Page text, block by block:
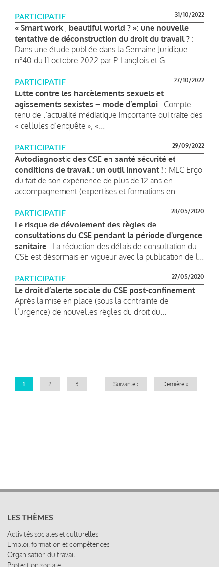
PARTICIPATIF 31/10/2022
« Smart work , beautiful world ? »: une nouvelle
tentative de déconstruction du droit du travail ? :
Dans une étude publiée dans la Semaine Juridique
n°40 du 11 octobre 2022 par P. Langlois et G....
PARTICIPATIF 27/10/2022
Lutte contre les harcèlements sexuels et
agissements sexistes – mode d’emploi : Compte-
tenu de l’actualité médiatique importante qui traite des
« cellules d’enquête », «...
PARTICIPATIF 29/09/2022
Autodiagnostic des CSE en santé sécurité et
conditions de travail : un outil innovant ! : MLC Ergo
du fait de son expérience de plus de 12 ans en
accompagnement (expertises et formations en...
PARTICIPATIF 28/05/2020
Le risque de dévoiement des règles de
consultations du CSE pendant la période d'urgence
sanitaire : La réduction des délais de consultation du
CSE est désormais en vigueur avec la publication de l...
PARTICIPATIF 27/05/2020
Le droit d’alerte sociale du CSE post-confinement :
Après la mise en place (sous la contrainte de
l’urgence) de nouvelles règles du droit du...
Page
1 Page
2 Page
3
Page
Suivante ›
Dernière
Dernière »
LES THÈMES
Activités sociales et culturelles
Emploi, formation et compétences
Organisation du travail
Protection sociale